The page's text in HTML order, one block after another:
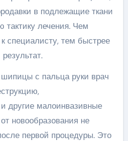
в подлежащие ткани
тактику лечения. Чем
специалисту, тем быстрее
с пальца руки врач
другие малоинвазивные
новообразования не
первой процедуры. Это